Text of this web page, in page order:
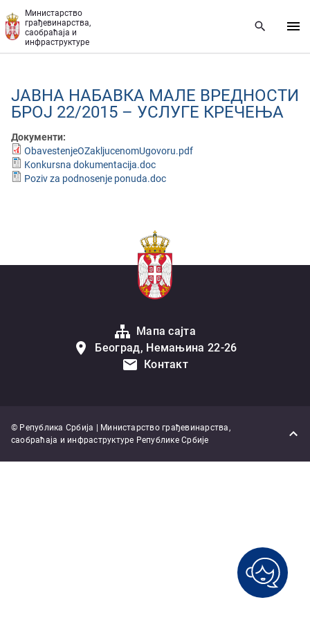
Министарство
грађевинарства,
саобраћаја и
инфраструктуре
ЈАВНА НАБАВКА МАЛЕ ВРЕДНОСТИ
БРОЈ 22/2015 – УСЛУГЕ КРЕЧЕЊА
Документи:
ObavestenjeOZakljucenomUgovoru.pdf
Konkursna dokumentacija.doc
Poziv za podnosenje ponuda.doc
Мапа сајта
Београд, Немањина 22-26
Контакт
© Република Србија | Министарство грађевинарства,
саобраћаја и инфраструктуре Републике Србије